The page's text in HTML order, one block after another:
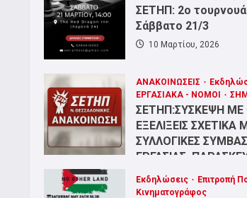
ΣΥΓΚΕΝΤΡΩΣΗ
ΣΕΤΗΠ: 2ο τουρνουά
Σάββατο 21/3
10 Μαρτίου, 2026
ΑΝΑΚΟΙΝΩΣΕΙΣ
ΕΡΓΑΣΙΑΚΑ - ΝΟΜΟΙ
ΣΕΤΗΠ:ΣΥΣΚΕΨΗ ΜΕ
ΕΞΕΛΙΞΕΙΣ ΣΧΕΤΙΚΑ
ΣΥΛΛΟΓΙΚΕΣ
ΕΡΓΑΣΙΑΣ.
19:00, ΕΡΓΑΤΙΚΟ
17 Δεκεμβρίου, 2025
Εκδηλώσεις
Επιτροπή
Κινηματογράφος